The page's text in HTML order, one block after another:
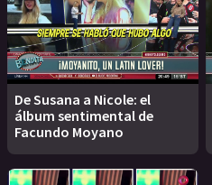
De Susana a Nicole: el
álbum sentimental de
Facundo Moyano